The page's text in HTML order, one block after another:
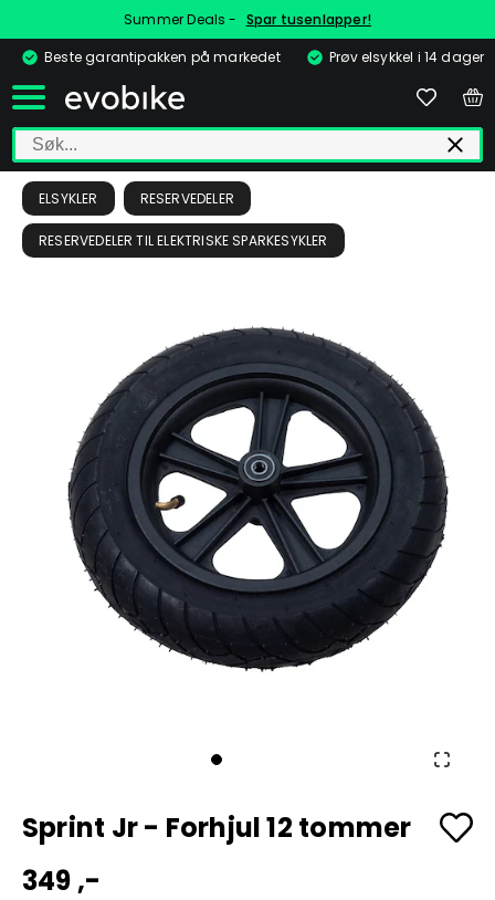
Summer Deals - Spar tusenlapper!
Beste garantipakken på markedet
Prøv elsykkel i 14 dager
ELSYKLER RESERVEDELER
RESERVEDELER TIL ELEKTRISKE SPARKESYKLER
Sprint Jr - Forhjul 12 tommer
349 ,-